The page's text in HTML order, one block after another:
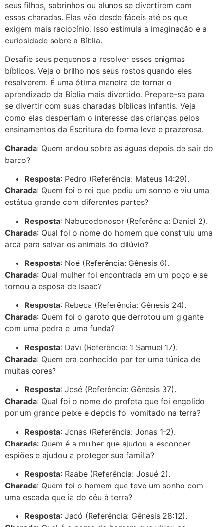
seus filhos, sobrinhos ou alunos se divertirem com
essas charadas. Elas vão desde fáceis até os que
exigem mais raciocínio. Isso estimula a imaginação e a
curiosidade sobre a Bíblia.
Desafie seus pequenos a resolver esses enigmas
bíblicos. Veja o brilho nos seus rostos quando eles
resolverem. É uma ótima maneira de tornar o
aprendizado da Bíblia mais divertido. Prepare-se para
se divertir com suas charadas bíblicas infantis. Veja
como elas despertam o interesse das crianças pelos
ensinamentos da Escritura de forma leve e prazerosa.
Charada: Quem andou sobre as águas depois de sair do
barco?
Resposta: Pedro (Referência: Mateus 14:29).
Charada: Quem foi o rei que pediu um sonho e viu uma
estátua grande com diferentes partes?
Resposta: Nabucodonosor (Referência: Daniel 2).
Charada: Qual foi o nome do homem que construiu uma
arca para salvar os animais do dilúvio?
Resposta: Noé (Referência: Gênesis 6).
Charada: Qual mulher foi encontrada em um poço e se
tornou a esposa de Isaac?
Resposta: Rebeca (Referência: Gênesis 24).
Charada: Quem foi o garoto que derrotou um gigante
com uma pedra e uma funda?
Resposta: Davi (Referência: 1 Samuel 17).
Charada: Quem era conhecido por ter uma túnica de
muitas cores?
Resposta: José (Referência: Gênesis 37).
Charada: Qual foi o nome do profeta que foi engolido
por um grande peixe e depois foi vomitado na terra?
Resposta: Jonas (Referência: Jonas 1-2).
Charada: Quem é a mulher que ajudou a esconder
espiões e ajudou a proteger sua família?
Resposta: Raabe (Referência: Josué 2).
Charada: Quem foi o homem que teve um sonho com
uma escada que ia do céu à terra?
Resposta: Jacó (Referência: Gênesis 28:12).